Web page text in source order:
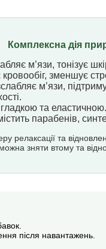
Комплексна дія
м’язи, тонізує
зменшує
м’язи,
та еластичною.
парабенів,
та
зняти втому та
після навантажень.